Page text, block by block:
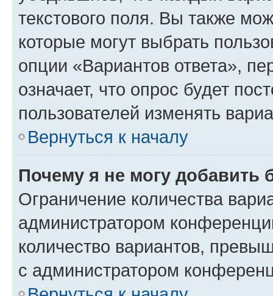
текстового поля. Вы также
которые могут выбрать
опции «Вариантов ответа»,
означает, что опрос будет
пользователей изменять
Вернуться к началу
Почему я не могу добавить
Ограничение количества
администратором
количество вариантов,
с администратором